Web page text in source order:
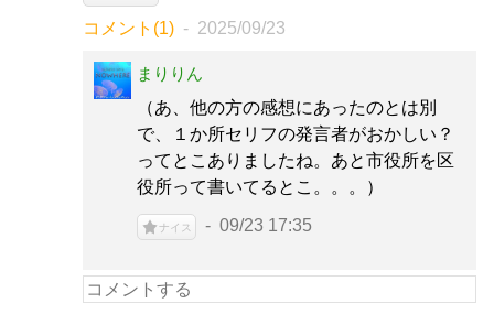
コメント(1) 2025/09/23
まりりん
（あ、他の方の感想にあったのとは別
で、１か所セリフの発言者がおかしい？
ってとこありましたね。あと市役所を区
役所って書いてるとこ。。。）
ナイス 09/23 17:35